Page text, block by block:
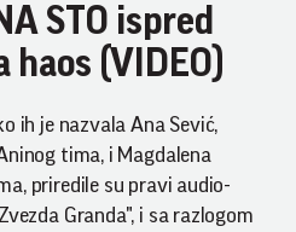
STO ispred
haos (VIDEO)
ih je nazvala Ana Sević,
tima, i Magdalena
priredile su pravi audio-
Granda", i sa razlogom